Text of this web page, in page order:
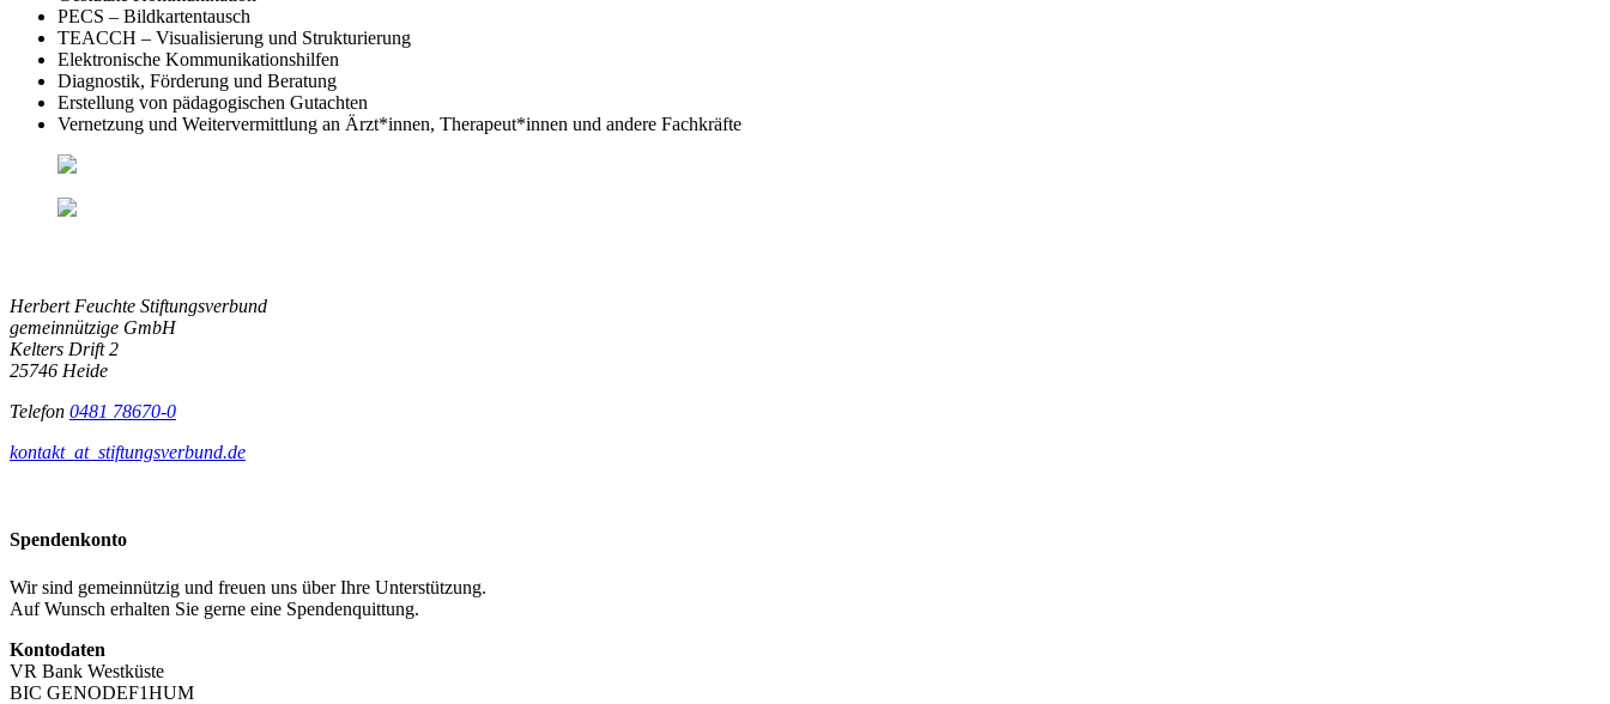
PECS – Bildkartentausch
TEACCH – Visualisierung und Strukturierung
Elektronische Kommunikationshilfen
Diagnostik, Förderung und Beratung
Erstellung von pädagogischen Gutachten
Vernetzung und Weitervermittlung an Ärzt*innen, Therapeut*innen und andere Fachkräfte
Herbert Feuchte Stiftungsverbund
gemeinnützige GmbH
Kelters Drift 2
25746 Heide
Telefon 0481 78670-0
kontakt_at_ stiftungsverbund.de
Spendenkonto
Wir sind gemeinnützig und freuen uns über Ihre Unterstützung.
Auf Wunsch erhalten Sie gerne eine Spendenquittung.
Kontodaten
VR Bank Westküste
BIC GENODEF1HUM